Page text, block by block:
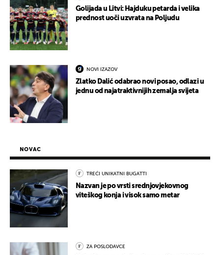
Golijada u Litvi: Hajduku petarda i velika
prednost uoči uzvrata na Poljudu
NOVI IZAZOV
Zlatko Dalić odabrao novi posao, odlazi u
jednu od najatraktivnijih zemalja svijeta
NOVAC
TREĆI UNIKATNI BUGATTI
Nazvan je po vrsti srednjovjekovnog
viteškog konja i visok samo metar
ZA POSLODAVCE